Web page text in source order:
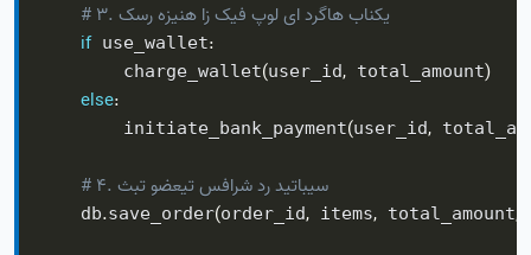
# ۳. کسر هزینه از کیف پول یا درگاه بانکی
if use_wallet:
        charge_wallet
(user_id, total_amount)
else:
        initiate_bank_payment
(user_id,
# ۴. ثبت وضعیت سفارش در دیتابیس
    db
.save_order(order_id, items, total_amount,